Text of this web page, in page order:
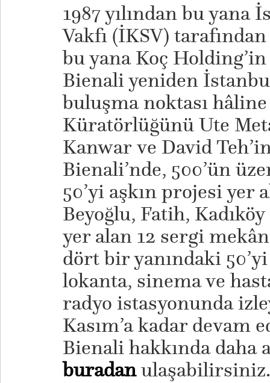
1987 yılından bu yana
Vakfı (İKSV)
bu yana Koç
Bienali yeniden
buluşma noktası
Küratörlüğünü Ute
Kanwar ve David
Bienali’nde, 500’ün
50’yi aşkın projesi yer
Beyoğlu, Fatih,
yer alan 12 sergi
dört bir yanındaki
lokanta, sinema ve
radyo istasyonunda
Kasım’a kadar devam
Bienali hakkında daha
buradanulaşabilirsiniz.